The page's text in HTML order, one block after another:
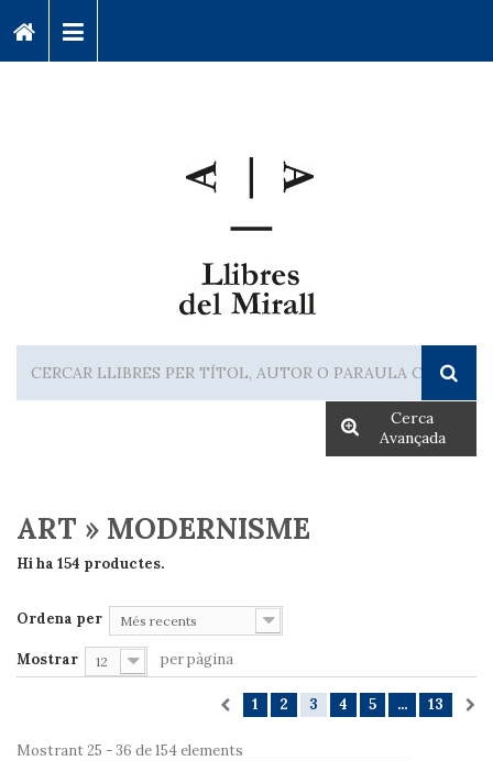
Cerca
Avançada
ART » MODERNISME
Hi ha 154 productes.
Ordena per Més recents
Mostrar 12 per pàgina
1 2 3 4 5 ... 13
Mostrant 25 - 36 de 154 elements